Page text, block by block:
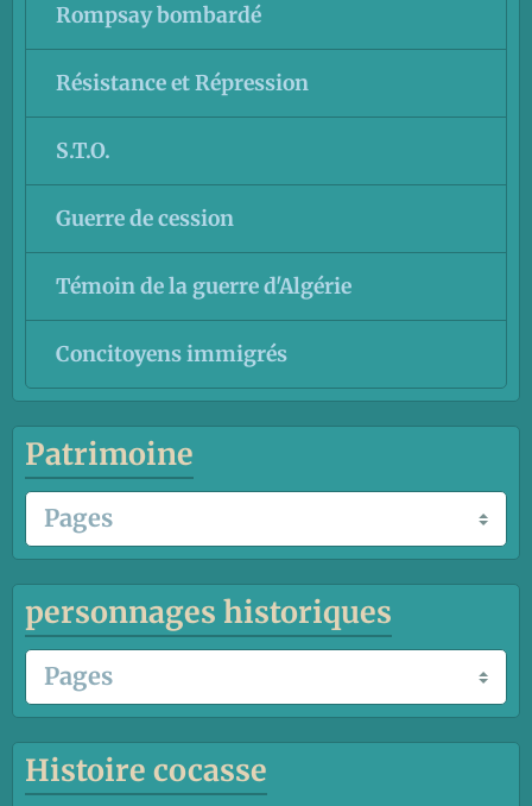
Rompsay bombardé
Résistance et Répression
S.T.O.
Guerre de cession
Témoin de la guerre d'Algérie
Concitoyens immigrés
Patrimoine
personnages historiques
Histoire cocasse